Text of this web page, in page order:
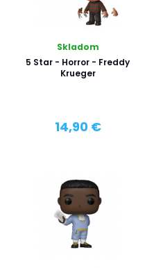
Skladom
5 Star - Horror - Freddy
Krueger
14,90 €